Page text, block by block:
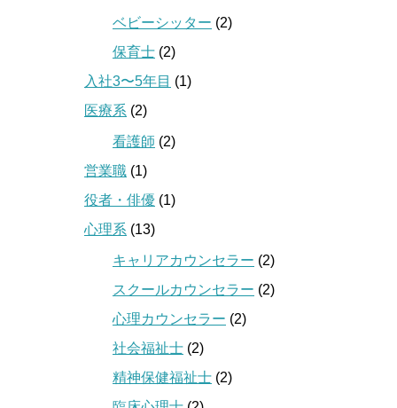
ベビーシッター (2)
保育士 (2)
入社3〜5年目 (1)
医療系 (2)
看護師 (2)
営業職 (1)
役者・俳優 (1)
心理系 (13)
キャリアカウンセラー (2)
スクールカウンセラー (2)
心理カウンセラー (2)
社会福祉士 (2)
精神保健福祉士 (2)